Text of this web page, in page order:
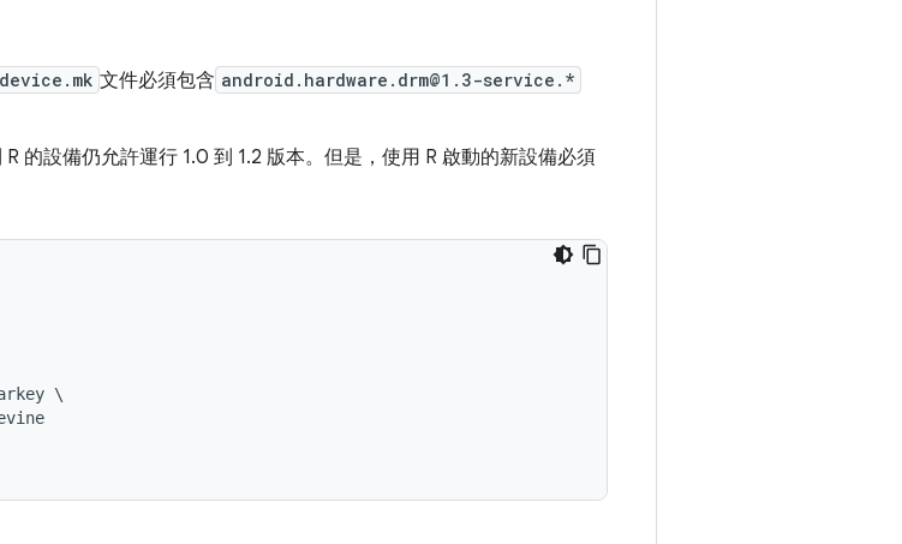
文件必須包含 android.hardware.drm@1.3-service.*
的設備仍允許運行 1.0 到 1.2 版本。但是，使用 R 啟動的新設備必須
\